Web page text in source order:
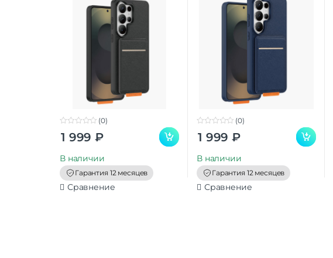
o
(0)
1 999 ₽
В наличии
Гарантия 12 месяцев
Сравнение
o
(0)
1 999 ₽
В наличии
Гарантия 12 месяцев
Сравнение